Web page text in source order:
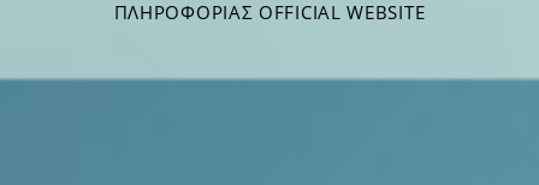
ΠΛΗΡΟΦΟΡΊΑΣ OFFICIAL WEBSITE